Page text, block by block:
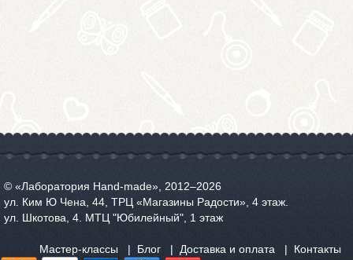
© «Лаборатория Hand-made», 2012‒2026
ул. Ким Ю Чена, 44, ТРЦ «Магазины Радости», 4 этаж.
ул. Шкотова, 4. МТЦ "Юбилейный", 1 этаж
Мастер-классы Блог Доставка и оплата Контакты